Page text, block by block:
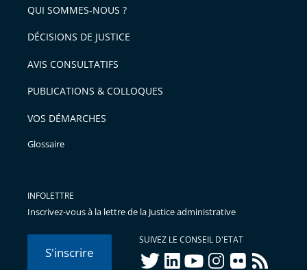
arriver
après
l'article
pour
avant
QUI SOMMES-NOUS ?
DÉCISIONS DE JUSTICE
AVIS CONSULTATIFS
PUBLICATIONS & COLLOQUES
VOS DÉMARCHES
Glossaire
INFOLETTRE
Inscrivez-vous à la lettre de la Justice administrative
S'inscrire
SUIVEZ LE CONSEIL D'ETAT
twitterlinkedInyoutubeinstagram
flickr rss